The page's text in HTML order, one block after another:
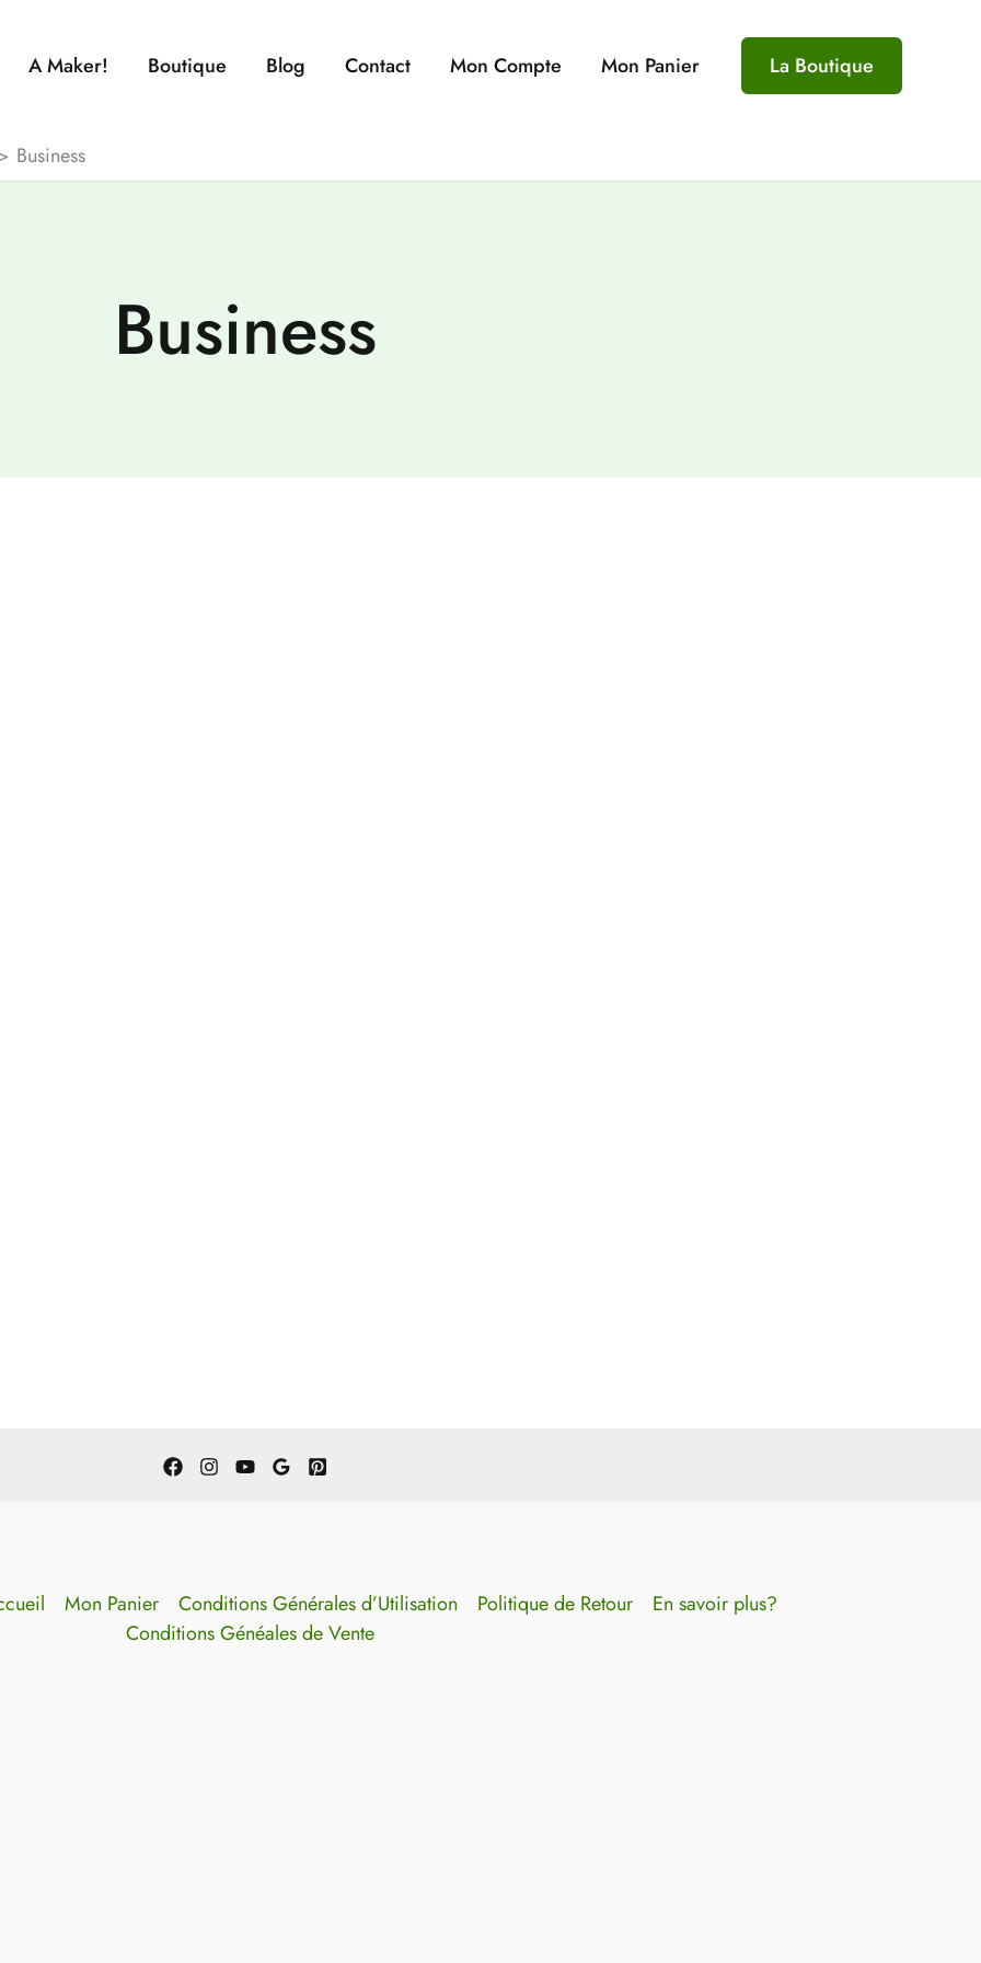
A Maker! Boutique Blog Contact Mon Compte Mon Panier La Boutique
Business
Business
Mon Panier Conditions Générales d’Utilisation Politique de Retour
En savoir plus?
Conditions Généales de Vente